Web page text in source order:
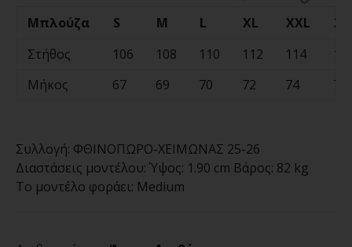
Μπλούζα S M L XL XXL
Στήθος
106 108 110 112 114
Μήκος
67 69 70 72 74 76
Συλλογή: ΦΘΙΝΟΠΩΡΟ-ΧΕΙΜΩΝΑΣ 25-26
Διαστάσεις μοντέλου: Ύψος: 1.90 cm Βάρος: 82 kg
Το μοντέλο φοράει: Medium